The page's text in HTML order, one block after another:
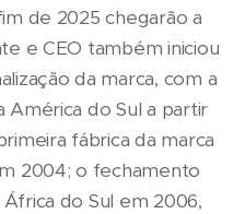
de 2025 chegarão a
e CEO também iniciou
da marca, com a
América do Sul a partir
fábrica da marca
2004; o fechamento
do Sul em 2006,